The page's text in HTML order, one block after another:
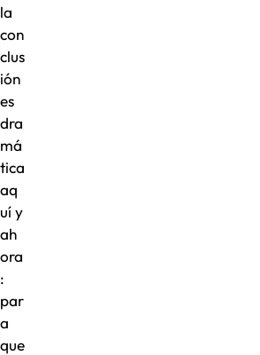
la
con
clus
ión
es
dra
má
tica
aq
uí y
ah
ora
:
par
a
que